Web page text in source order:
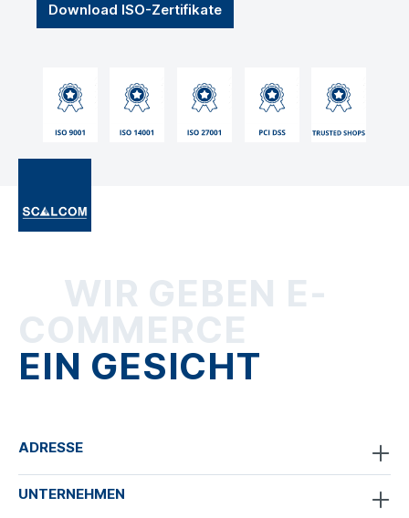
Download ISO-Zertifikate
WIR GEBEN E-
COMMERCE
EIN GESICHT
ADRESSE
UNTERNEHMEN